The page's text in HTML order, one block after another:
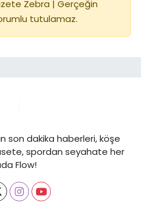
Zebra | Gerçeğin
tutulamaz.
son dakika haberleri, köşe
spordan seyahate her
Flow!